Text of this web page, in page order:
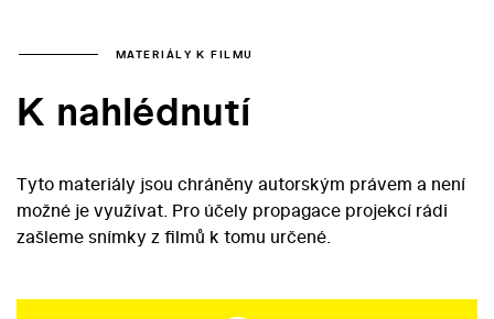
MATERIÁLY K FILMU
K nahlédnutí
Tyto materiály jsou chráněny autorským právem a není
možné je využívat. Pro účely propagace projekcí rádi
zašleme snímky z filmů k tomu určené.